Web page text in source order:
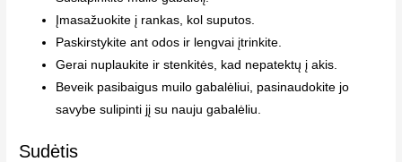
Įmasažuokite į rankas, kol suputos.
Paskirstykite ant odos ir lengvai įtrinkite.
Gerai nuplaukite ir stenkitės, kad nepatektų į akis.
Beveik pasibaigus muilo gabalėliui, pasinaudokite jo
savybe sulipinti jį su nauju gabalėliu.
Sudėtis